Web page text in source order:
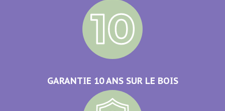
GARANTIE 10 ANS SUR LE BOIS